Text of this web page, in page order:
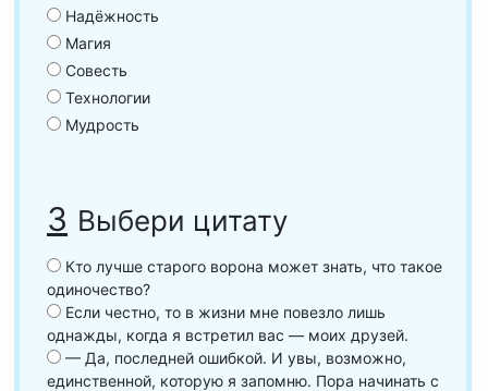
Надёжность
Магия
Совесть
Технологии
Мудрость
3 Выбери цитату
Кто лучше старого ворона может знать, что такое
одиночество?
Если честно, то в жизни мне повезло лишь
однажды, когда я встретил вас — моих друзей.
— Да, последней ошибкой. И увы, возможно,
единственной, которую я запомню. Пора начинать с